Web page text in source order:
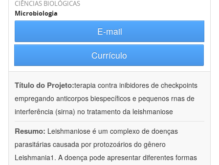
CIÊNCIAS BIOLÓGICAS
Microbiologia
E-mail
Currículo
Título do Projeto:terapia contra inibidores de checkpoints
empregando anticorpos biespecíficos e pequenos rnas de
interferência (sirna) no tratamento da leishmaniose
Resumo: Leishmaniose é um complexo de doenças
parasitárias causada por protozoários do gênero
Leishmania1. A doença pode apresentar diferentes formas